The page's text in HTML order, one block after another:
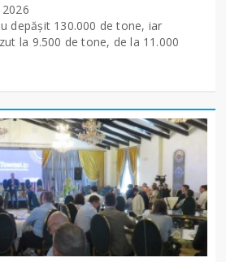
depăşit 130.000 de tone, iar
la 9.500 de tone, de la 11.000